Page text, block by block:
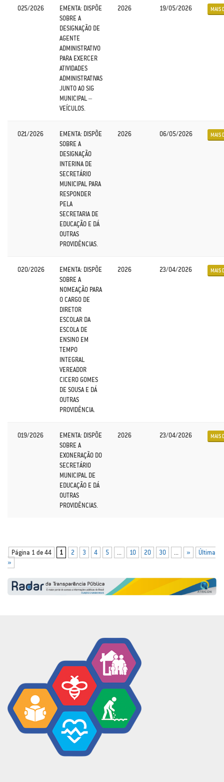
025/2026
EMENTA: DISPÕE
SOBRE A
DESIGNAÇÃO DE
AGENTE
ADMINISTRATIVO
PARA EXERCER
ATIVIDADES
ADMINISTRATIVAS
JUNTO AO SIG
MUNICIPAL –
VEÍCULOS.
2026 19/05/2026 MAIS
021/2026
EMENTA: DISPÕE
SOBRE A
DESIGNAÇÃO
INTERINA DE
SECRETÁRIO
MUNICIPAL PARA
RESPONDER
PELA
SECRETARIA DE
EDUCAÇÃO E DÁ
OUTRAS
PROVIDÊNCIAS.
2026 06/05/2026 MAIS
020/2026
EMENTA: DISPÕE
SOBRE A
NOMEAÇÃO PARA
O CARGO DE
DIRETOR
ESCOLAR DA
ESCOLA DE
ENSINO EM
TEMPO
INTEGRAL
VEREADOR
CICERO GOMES
DE SOUSA E DÁ
OUTRAS
PROVIDÊNCIA.
2026 23/04/2026 MAIS
019/2026
EMENTA: DISPÕE
SOBRE A
EXONERAÇÃO DO
SECRETÁRIO
MUNICIPAL DE
EDUCAÇÃO E DÁ
OUTRAS
PROVIDÊNCIAS.
2026 23/04/2026 MAIS
Página 1 de 44 1 2 3 4 5 ... 10 20 30 ... »
Última
»